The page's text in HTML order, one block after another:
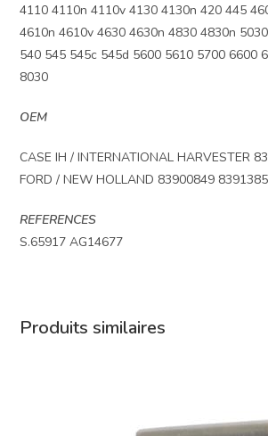
4110 4110n 4110v 4130 4130n 420 445
4610n 4610v 4630 4630n 4830 4830n
540 545 545c 545d 5600 5610 5700 6600
8030
OEM
CASE IH / INTERNATIONAL HARVESTER
FORD / NEW HOLLAND 83900849
REFERENCES
S.65917 AG14677
Produits similaires